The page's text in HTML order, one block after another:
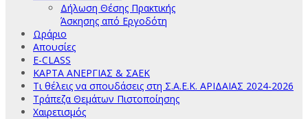
Δήλωση Θέσης Πρακτικής
Άσκησης από Εργοδότη
Ωράριο
Απουσίες
E-CLASS
ΚΑΡΤΑ ΑΝΕΡΓΙΑΣ & ΣΑΕΚ
Τι θέλεις να σπουδάσεις στη Σ.Α.Ε.Κ. ΑΡΙΔΑΙΑΣ 2024-2026
Τράπεζα Θεμάτων Πιστοποίησης
Χαιρετισμός